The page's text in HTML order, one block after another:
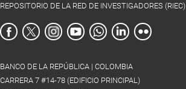
REPOSITORIO DE LA RED DE INVESTIGADORES (RIEC)
BANCO DE LA REPÚBLICA | COLOMBIA
CARRERA 7 #14-78 (EDIFICIO PRINCIPAL)